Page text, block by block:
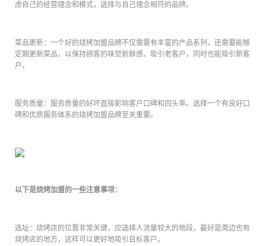
虑自己的经营理念和模式，选择与自己理念相符的品牌。
菜品更新：一个好的烧烤加盟品牌不仅需要有丰富的产品系列，还需要能够
定期更新菜品，以保持顾客的味觉新鲜感，吸引老客户，同时也能吸引新客
户。
服务质量：服务质量的好坏直接影响客户口碑和回头率。选择一个有良好口
碑和优质服务体系的烧烤加盟品牌至关重要。
以下是烧烤加盟的一些注意事项：
选址：烧烤店的位置非常关键，应选择人流量较大的地段，最好是周边也有
烧烤店的地方，这样可以更好地吸引目标客户。